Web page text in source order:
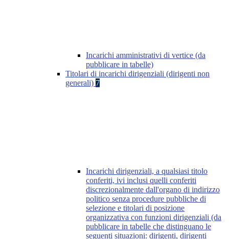
Incarichi amministrativi di vertice (da
pubblicare in tabelle)
Titolari di incarichi dirigenziali (dirigenti non
generali) 7
Incarichi dirigenziali, a qualsiasi titolo
conferiti, ivi inclusi quelli conferiti
discrezionalmente dall'organo di indirizzo
politico senza procedure pubbliche di
selezione e titolari di posizione
organizzativa con funzioni dirigenziali (da
pubblicare in tabelle che distinguano le
seguenti situazioni: dirigenti, dirigenti